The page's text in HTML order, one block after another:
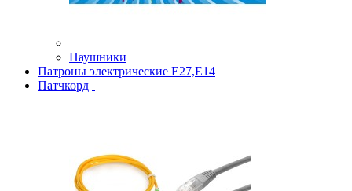
Наушники
Патроны электрические Е27,Е14
Патчкорд